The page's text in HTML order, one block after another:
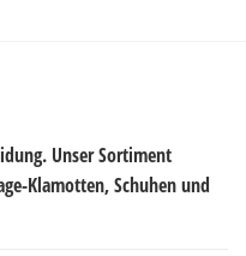
Unser Sortiment
Klamotten, Schuhen und